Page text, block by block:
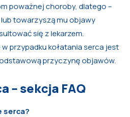
poważnej choroby, dlatego –
towarzyszą mu objawy
się z lekarzem.
przypadku kołatania serca jest
przyczynę objawów.
– sekcja FAQ
serca?